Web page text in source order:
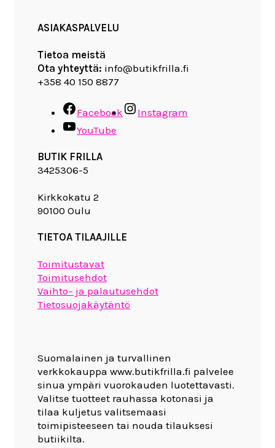
ASIAKASPALVELU
Tietoa meistä
Ota yhteyttä: info@butikfrilla.fi
+358 40 150 8877
Facebook
Instagram
YouTube
BUTIK FRILLA
3425306-5
Kirkkokatu 2
90100 Oulu
TIETOA TILAAJILLE
Toimitustavat
Toimitusehdot
Vaihto– ja palautusehdot
Tietosuojakäytäntö
Suomalainen ja turvallinen
verkkokauppa www.butikfrilla.fi palvelee
sinua ympäri vuorokauden luotettavasti.
Valitse tuotteet rauhassa kotonasi ja
tilaa kuljetus valitsemaasi
toimipisteeseen tai nouda tilauksesi
butiikilta.